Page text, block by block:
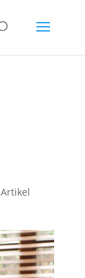
Artikel